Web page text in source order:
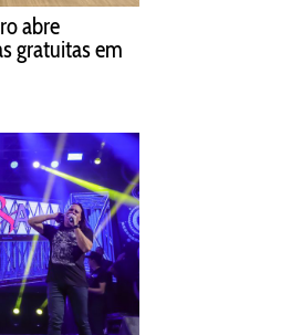
abre
gratuitas em